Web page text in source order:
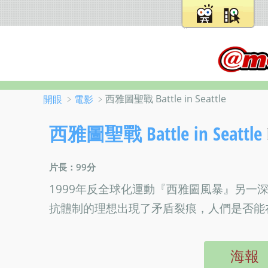
開眼 ﹥ 電影 ﹥西雅圖聖戰 Battle in Seattle
西雅圖聖戰 Battle in Seattle
片長：99分
1999年反全球化運動『西雅圖風暴』另一
抗體制的理想出現了矛盾裂痕，人們是否
海報